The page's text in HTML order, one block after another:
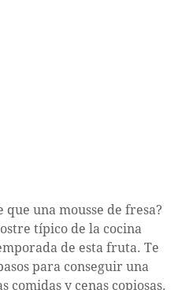
una mousse de fresa?
típico de la cocina
de esta fruta. Te
para conseguir una
comidas y cenas copiosas.